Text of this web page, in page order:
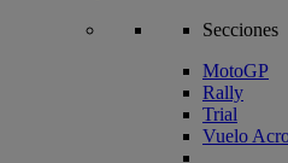
Secciones
MotoGP
Rally
Trial
Vuelo